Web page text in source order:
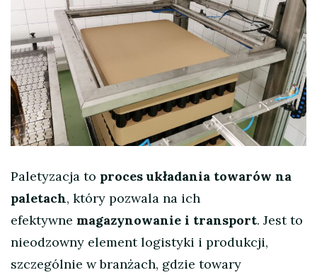
Paletyzacja to proces układania towarów na
paletach, który pozwala na ich
efektywne magazynowanie i transport. Jest to
nieodzowny element logistyki i produkcji,
szczególnie w branżach, gdzie towary